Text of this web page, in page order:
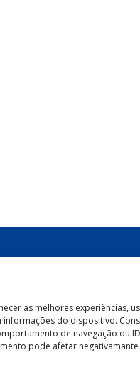
as melhores experiências,
informações do dispositivo.
de navegação ou
pode afetar
Cabedelo – PB,